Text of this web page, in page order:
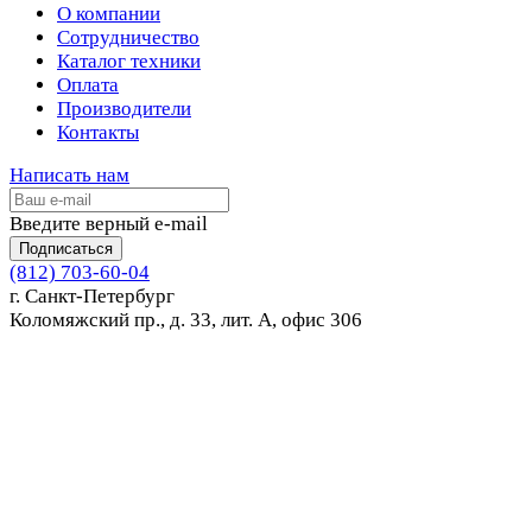
О компании
Сотрудничество
Каталог техники
Оплата
Производители
Контакты
Написать нам
Введите верный e-mail
Подписаться
(812) 703-60-04
г. Санкт-Петербург
Коломяжский пр., д. 33, лит. А, офис 306